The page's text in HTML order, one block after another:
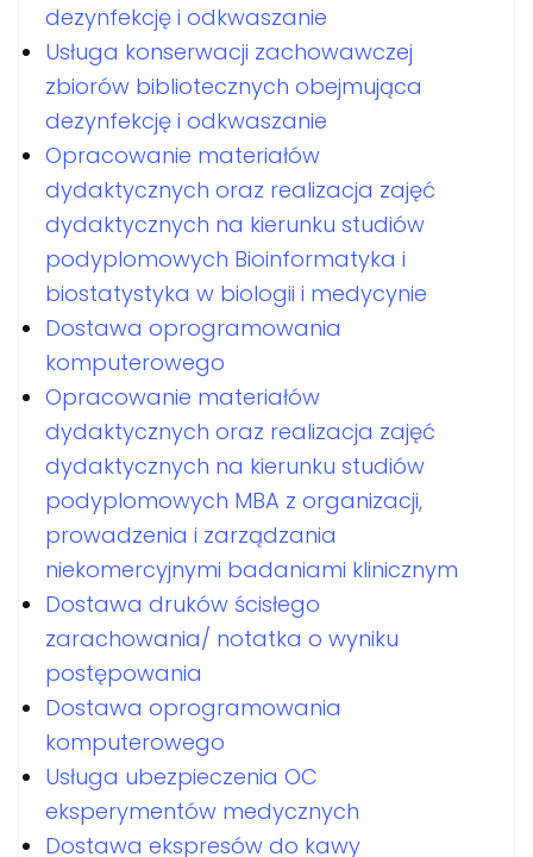
dezynfekcję i odkwaszanie
Usługa konserwacji zachowawczej
zbiorów bibliotecznych obejmująca
dezynfekcję i odkwaszanie
Opracowanie materiałów
dydaktycznych oraz realizacja zajęć
dydaktycznych na kierunku studiów
podyplomowych Bioinformatyka i
biostatystyka w biologii i medycynie
Dostawa oprogramowania
komputerowego
Opracowanie materiałów
dydaktycznych oraz realizacja zajęć
dydaktycznych na kierunku studiów
podyplomowych MBA z organizacji,
prowadzenia i zarządzania
niekomercyjnymi badaniami klinicznym
Dostawa druków ścisłego
zarachowania/ notatka o wyniku
postępowania
Dostawa oprogramowania
komputerowego
Usługa ubezpieczenia OC
eksperymentów medycznych
Dostawa ekspresów do kawy